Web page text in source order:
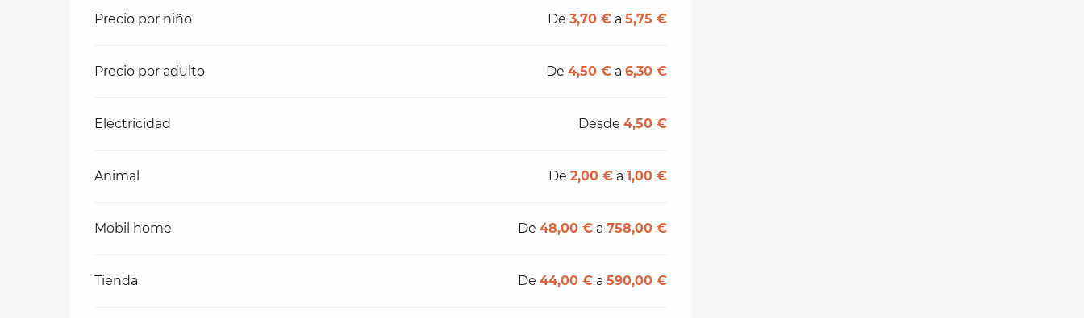
Precio por niño De3,70 € a5,75 €
Precio por adulto De4,50 € a6,30 €
Electricidad Desde4,50 €
Animal De2,00 € a1,00 €
Mobil home De48,00 € a758,00 €
Tienda De44,00 € a590,00 €